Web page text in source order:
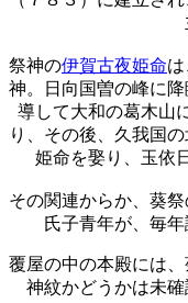
祭神の伊賀古夜姫命は
神。日向国曽の峰に降
導して大和の葛木山
り、その後、久我国
姫命を娶り、玉依
その関連からか、葵
氏子青年が、毎
覆屋の中の本殿には
神紋かどうかは未確